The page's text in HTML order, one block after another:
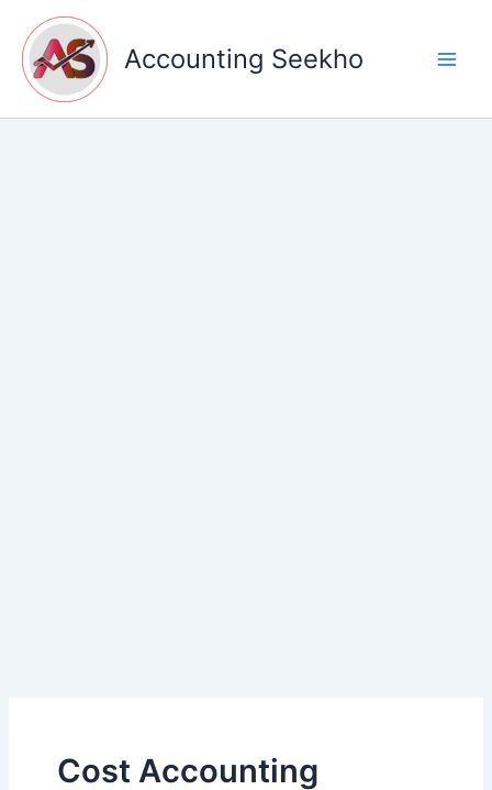
content
Accounting Seekho
Cost Accounting